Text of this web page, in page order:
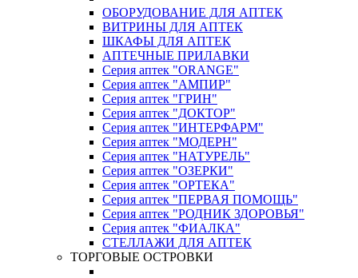
ОБОРУДОВАНИЕ ДЛЯ АПТЕК
ВИТРИНЫ ДЛЯ АПТЕК
ШКАФЫ ДЛЯ АПТЕК
АПТЕЧНЫЕ ПРИЛАВКИ
Серия аптек "ORANGE"
Серия аптек "АМПИР"
Серия аптек "ГРИН"
Серия аптек "ДОКТОР"
Серия аптек "ИНТЕРФАРМ"
Серия аптек "МОДЕРН"
Серия аптек "НАТУРЕЛЬ"
Серия аптек "ОЗЕРКИ"
Серия аптек "ОРТЕКА"
Серия аптек "ПЕРВАЯ ПОМОЩЬ"
Серия аптек "РОДНИК ЗДОРОВЬЯ"
Серия аптек "ФИАЛКА"
СТЕЛЛАЖИ ДЛЯ АПТЕК
ТОРГОВЫЕ ОСТРОВКИ